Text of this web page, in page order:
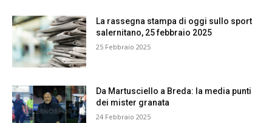
La rassegna stampa di oggi sullo sport
salernitano, 25 febbraio 2025
25 Febbraio 2025
Da Martusciello a Breda: la media punti
dei mister granata
24 Febbraio 2025